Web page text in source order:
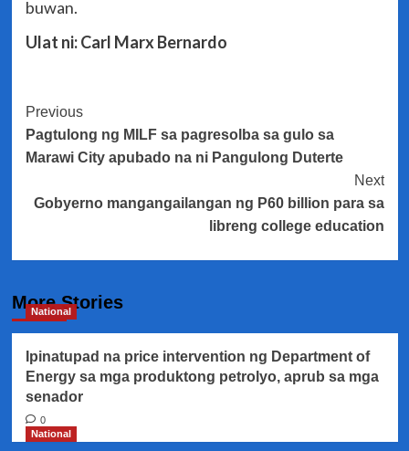
buwan.
Ulat ni: Carl Marx Bernardo
Post
Navigation
Previous
Pagtulong ng MILF sa pagresolba sa gulo sa
Marawi City apubado na ni Pangulong Duterte
Next
Gobyerno mangangailangan ng P60 billion para sa
libreng college education
More Stories
National
Ipinatupad na price intervention ng Department of
Energy sa mga produktong petrolyo, aprub sa mga
senador
0
National